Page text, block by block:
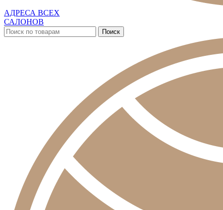
АДРЕСА ВСЕХ
САЛОНОВ